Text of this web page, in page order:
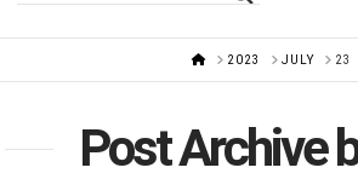
HOME
2023 JULY 23
Post Archive